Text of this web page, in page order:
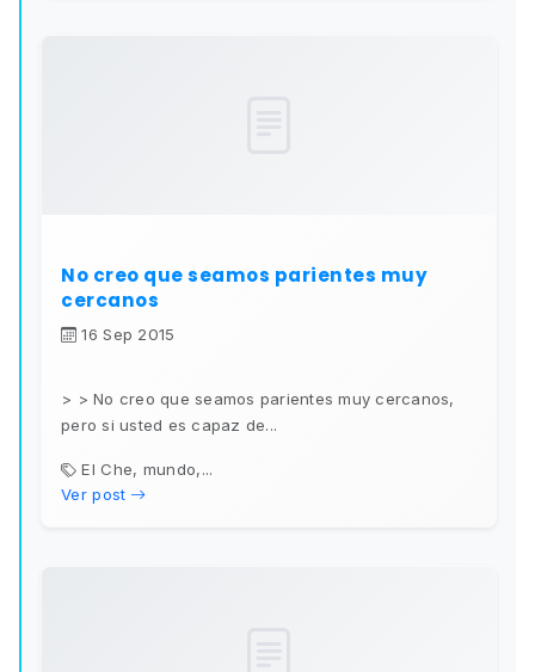
No creo que seamos parientes muy
cercanos
16 Sep 2015
> > No creo que seamos parientes muy cercanos,
pero si usted es capaz de...
El Che, mundo,...
Ver post